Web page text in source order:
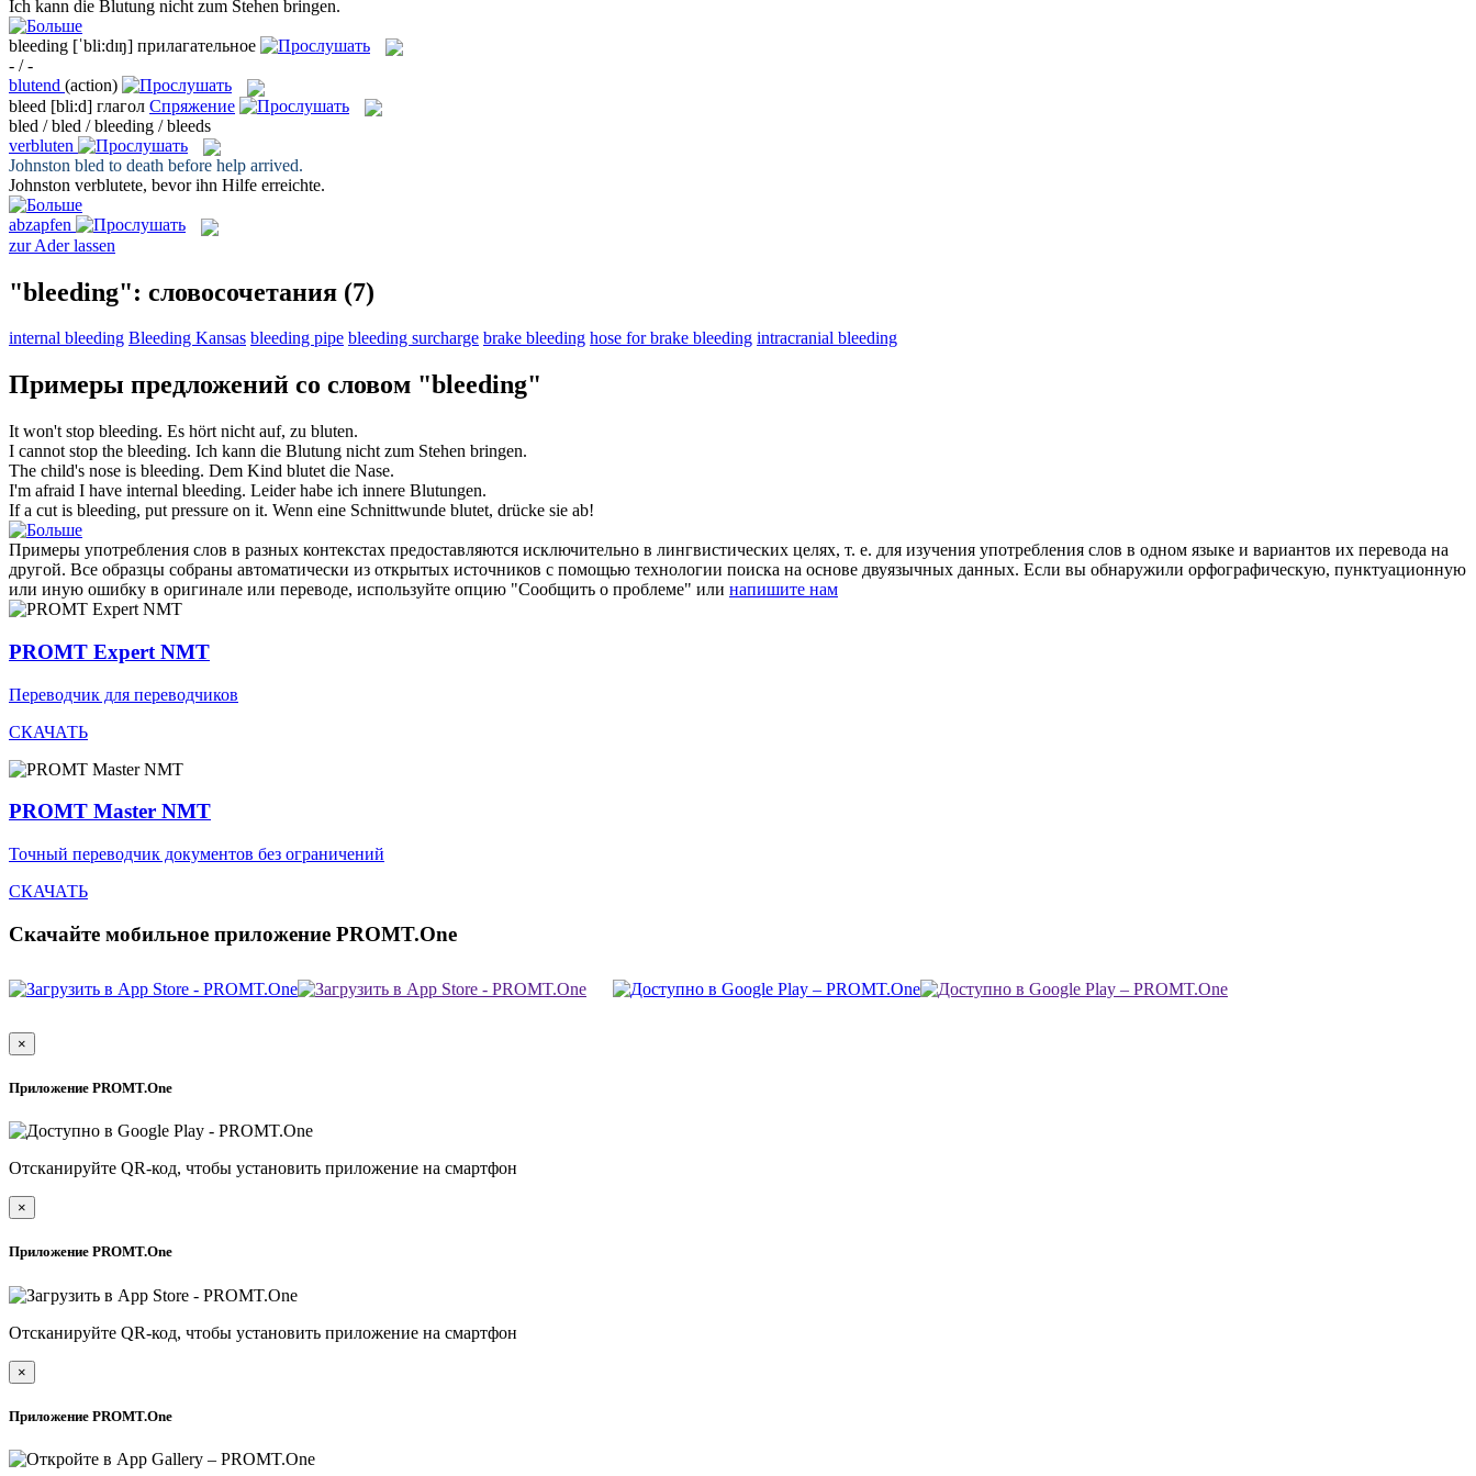
Ich kann die Blutung nicht zum Stehen bringen.
bleeding [ˈbli:dɪŋ] прилагательное
- / -
blutend (action)
bleed [bli:d] глагол Спряжение
bled / bled / bleeding / bleeds
verbluten
Johnston bled to death before help arrived.
Johnston verblutete, bevor ihn Hilfe erreichte.
abzapfen
zur Ader lassen
"bleeding": словосочетания (7)
internal bleeding Bleeding Kansas bleeding pipe bleeding surcharge brake bleeding hose for brake bleeding intracranial bleeding
Примеры предложений со словом "bleeding"
It won't stop bleeding. Es hört nicht auf, zu bluten.
I cannot stop the bleeding. Ich kann die Blutung nicht zum Stehen bringen.
The child's nose is bleeding. Dem Kind blutet die Nase.
I'm afraid I have internal bleeding. Leider habe ich innere Blutungen.
If a cut is bleeding, put pressure on it. Wenn eine Schnittwunde blutet, drücke sie ab!
Примеры употребления слов в разных контекстах предоставляются исключительно в лингвистических целях, т. е. для изучения употребления слов в одном языке и вариантов их перевода на
другой. Все образцы собраны автоматически из открытых источников с помощью технологии поиска на основе двуязычных данных. Если вы обнаружили орфографическую, пунктуационную
или иную ошибку в оригинале или переводе, используйте опцию "Сообщить о проблеме" или напишите нам
PROMT Expert NMT
Переводчик для переводчиков
СКАЧАТЬ
PROMT Master NMT
Точный переводчик документов без ограничений
СКАЧАТЬ
Скачайте мобильное приложение PROMT.One
×
Приложение PROMT.One
Отсканируйте QR-код, чтобы установить приложение на смартфон
×
Приложение PROMT.One
Отсканируйте QR-код, чтобы установить приложение на смартфон
×
Приложение PROMT.One